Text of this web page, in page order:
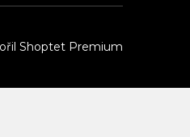
Shoptet Premium